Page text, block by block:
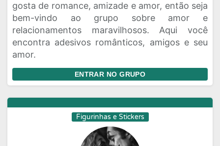
gosta de romance, amizade e amor, então seja
bem-vindo ao grupo sobre amor e
relacionamentos maravilhosos. Aqui você
encontra adesivos românticos, amigos e seu
amor.
ENTRAR NO GRUPO
Figurinhas e Stickers